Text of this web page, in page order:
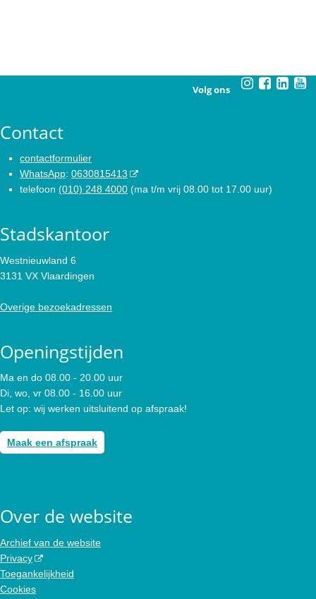
Volg ons
Contact
contactformulier
WhatsApp: 0630815413
telefoon (010) 248 4000 (ma t/m vrij 08.00 tot 17.00 uur)
Stadskantoor
Westnieuwland 6
3131 VX Vlaardingen
Overige bezoekadressen
Openingstijden
Ma en do 08.00 - 20.00 uur
Di, wo, vr 08.00 - 16.00 uur
Let op: wij werken uitsluitend op afspraak!
Maak een afspraak
Over de website
Archief van de website
Privacy
Toegankelijkheid
Cookies